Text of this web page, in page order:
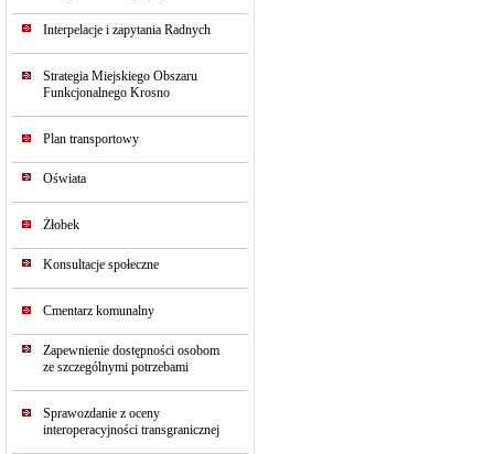
Interpelacje i zapytania Radnych
Strategia Miejskiego Obszaru
Funkcjonalnego Krosno
Plan transportowy
Oświata
Żłobek
Konsultacje społeczne
Cmentarz komunalny
Zapewnienie dostępności osobom
ze szczególnymi potrzebami
Sprawozdanie z oceny
interoperacyjności transgranicznej